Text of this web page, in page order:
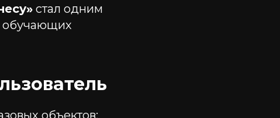
стал одним
обучающих
объектов: